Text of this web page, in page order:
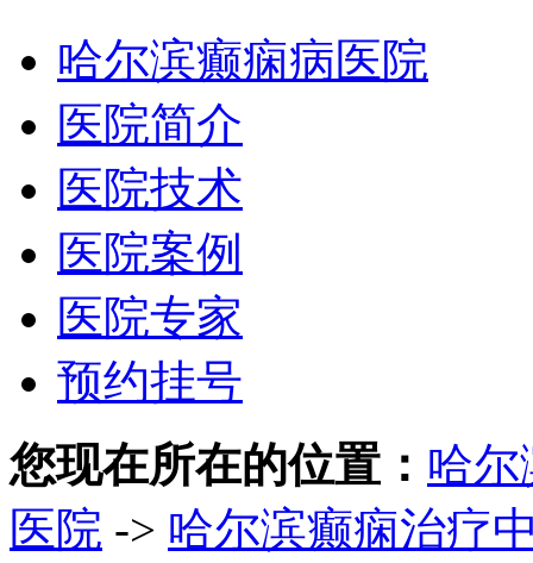
哈尔滨癫痫病医院
医院简介
医院技术
医院案例
医院专家
预约挂号
您现在所在的位置： 哈
医院 -> 哈尔滨癫痫治疗